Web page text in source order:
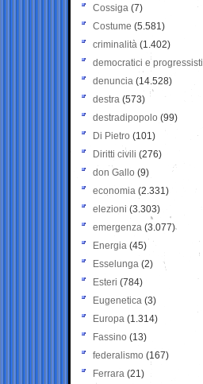
Cossiga (7)
Costume (5.581)
criminalità (1.402)
democratici e progressisti
denuncia (14.528)
destra (573)
destradipopolo (99)
Di Pietro (101)
Diritti civili (276)
don Gallo (9)
economia (2.331)
elezioni (3.303)
emergenza (3.077)
Energia (45)
Esselunga (2)
Esteri (784)
Eugenetica (3)
Europa (1.314)
Fassino (13)
federalismo (167)
Ferrara (21)